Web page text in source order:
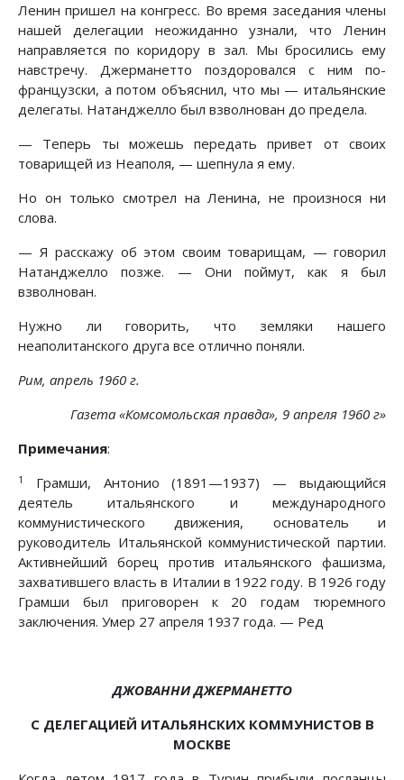
Ленин пришел на конгресс. Во время заседания члены
нашей делегации неожиданно узнали, что Ленин
направляется по коридору в зал. Мы бросились ему
навстречу. Джерманетто поздоровался с ним по-
французски, а потом объяснил, что мы — итальянские
делегаты. Натанджелло был взволнован до предела.
— Теперь ты можешь передать привет от своих
товарищей из Неаполя, — шепнула я ему.
Но он только смотрел на Ленина, не произнося ни
слова.
— Я расскажу об этом своим товарищам, — говорил
Натанджелло позже. — Они поймут, как я был
взволнован.
Нужно ли говорить, что земляки нашего
неаполитанского друга все отлично поняли.
Рим, апрель 1960 г.
Газета «Комсомольская правда», 9 апреля 1960 г»
Примечания:
1
Грамши, Антонио (1891—1937) — выдающийся
деятель итальянского и международного
коммунистического движения, основатель и
руководитель Итальянской коммунистической партии.
Активнейший борец против итальянского фашизма,
захватившего власть в Италии в 1922 году. В 1926 году
Грамши был приговорен к 20 годам тюремного
заключения. Умер 27 апреля 1937 года. — Ред
ДЖОВАННИ ДЖЕРМАНЕТТО
С ДЕЛЕГАЦИЕЙ ИТАЛЬЯНСКИХ КОММУНИСТОВ В
МОСКВЕ